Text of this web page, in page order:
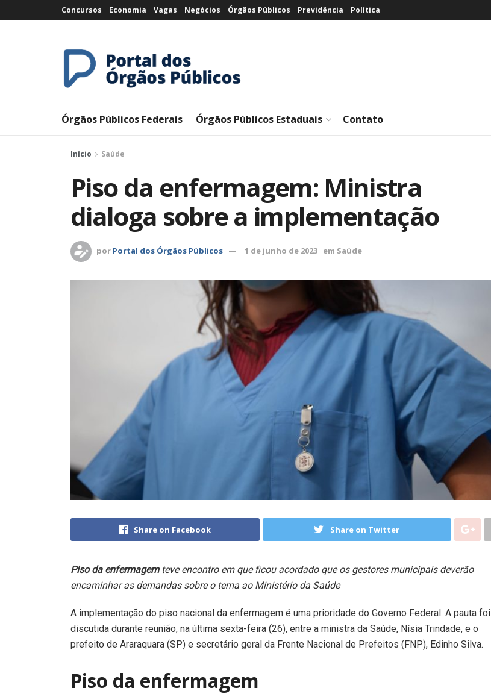
Concursos Economia Vagas Negócios Órgãos Públicos Previdência Política
Órgãos Públicos Federais Órgãos Públicos Estaduais Contato
Início Saúde
Piso da enfermagem: Ministra
dialoga sobre a implementação
por Portal dos Órgãos Públicos 1 de junho de 2023 em Saúde
Share on Facebook Share on Twitter
Piso da enfermagemteve encontro em que ficou acordado que os gestores municipais deverão
encaminhar as demandas sobre o tema ao Ministério da Saúde
A implementação do piso nacional da enfermagem é uma prioridade do Governo Federal. A pauta foi
discutida durante reunião, na última sexta-feira (26), entre a ministra da Saúde, Nísia Trindade, e o
prefeito de Araraquara (SP) e secretário geral da Frente Nacional de Prefeitos (FNP), Edinho Silva.
Piso da enfermagem